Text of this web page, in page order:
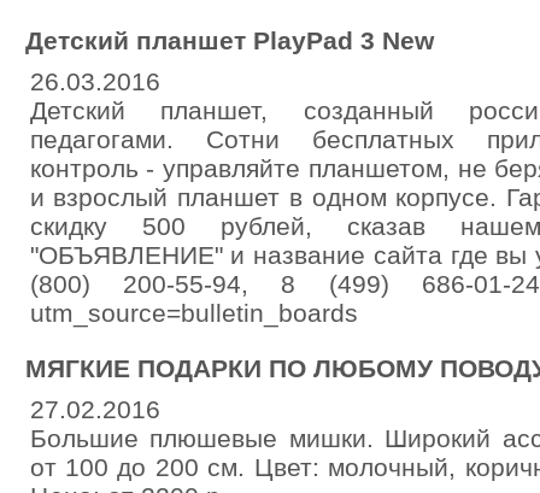
Детский планшет PlayPad 3 New
26.03.2016
Детский планшет, созданный
педагогами. Сотни бесплатных
контроль - управляйте планшетом, не
и взрослый планшет в одном корпусе.
скидку 500 рублей, сказав
"ОБЪЯВЛЕНИЕ" и название сайта где вы
(800) 200-55-94, 8 (499) 686-01-
utm_source=bulletin_boards
МЯГКИЕ ПОДАРКИ ПО ЛЮБОМУ
27.02.2016
Большие плюшевые мишки. Широкий
от 100 до 200 см. Цвет: молочный,